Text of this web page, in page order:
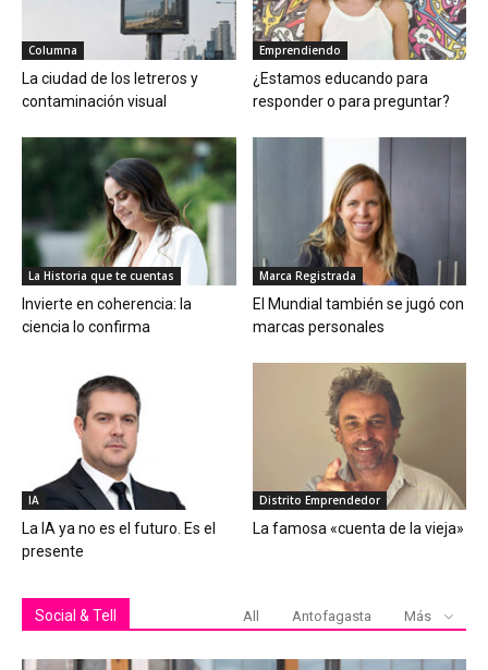
Columna
La ciudad de los letreros y
contaminación visual
Emprendiendo
¿Estamos educando para
responder o para preguntar?
La Historia que te cuentas
Invierte en coherencia: la
ciencia lo confirma
Marca Registrada
El Mundial también se jugó con
marcas personales
IA
La IA ya no es el futuro. Es el
presente
Distrito Emprendedor
La famosa «cuenta de la vieja»
Social & Tell All Antofagasta Más